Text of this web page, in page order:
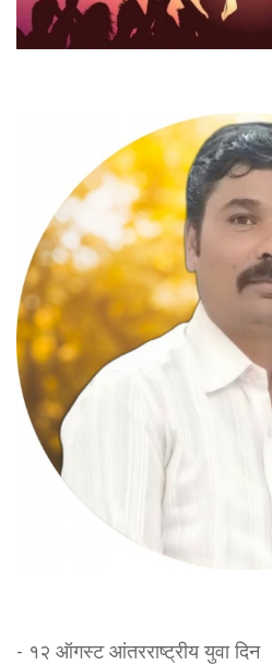
- १२ ऑगस्ट आंतरराष्ट्रीय युवा दिन